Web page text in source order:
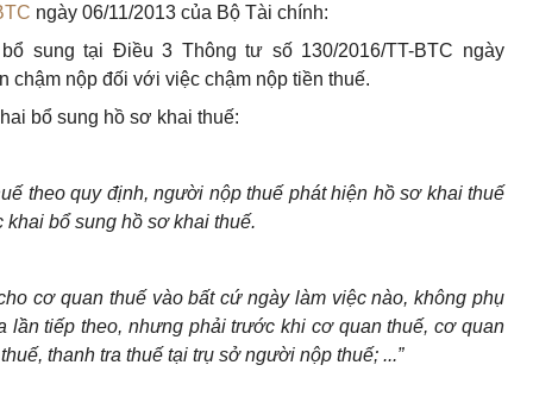
ngày 06/11/2013 của Bộ Tài chính:
sung tại Điều 3 Thông tư số 130/2016/TT-BTC ngày
chậm nộp đối với việc chậm nộp tiền thuế.
bổ sung hồ sơ khai thuế:
theo quy định, người nộp thuế phát hiện hồ sơ khai thuế
bổ sung hồ sơ khai thuế.
cơ quan thuế vào bất cứ ngày làm việc nào, không phụ
lần tiếp theo, nhưng phải trước khi cơ quan thuế, cơ quan
thanh tra thuế tại trụ sở người nộp thuế; ...”